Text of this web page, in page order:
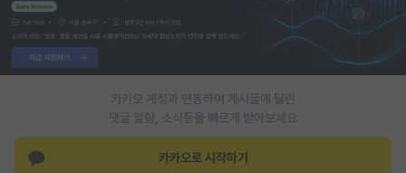
임용 후기 게시판
PI 전용 게시판
인문사회 계열 게시판
특수/전문대학원 게시판
카카오 계정과 연동하여 게시글에 달린
댓글 알람, 소식등을 빠르게 받아보세요
카카오로 시작하기